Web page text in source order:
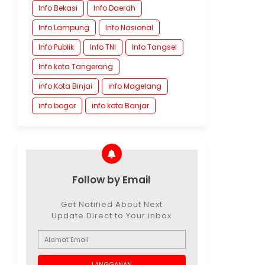
Info Bekasi
Info Daerah
Info Lampung
Info Nasional
Info Publik
Info TNI
Info Tangsel
Info kota Tangerang
info Kota Binjai
info Magelang
info bogor
info kota Banjar
Follow by Email
Get Notified About Next
Update Direct to Your inbox